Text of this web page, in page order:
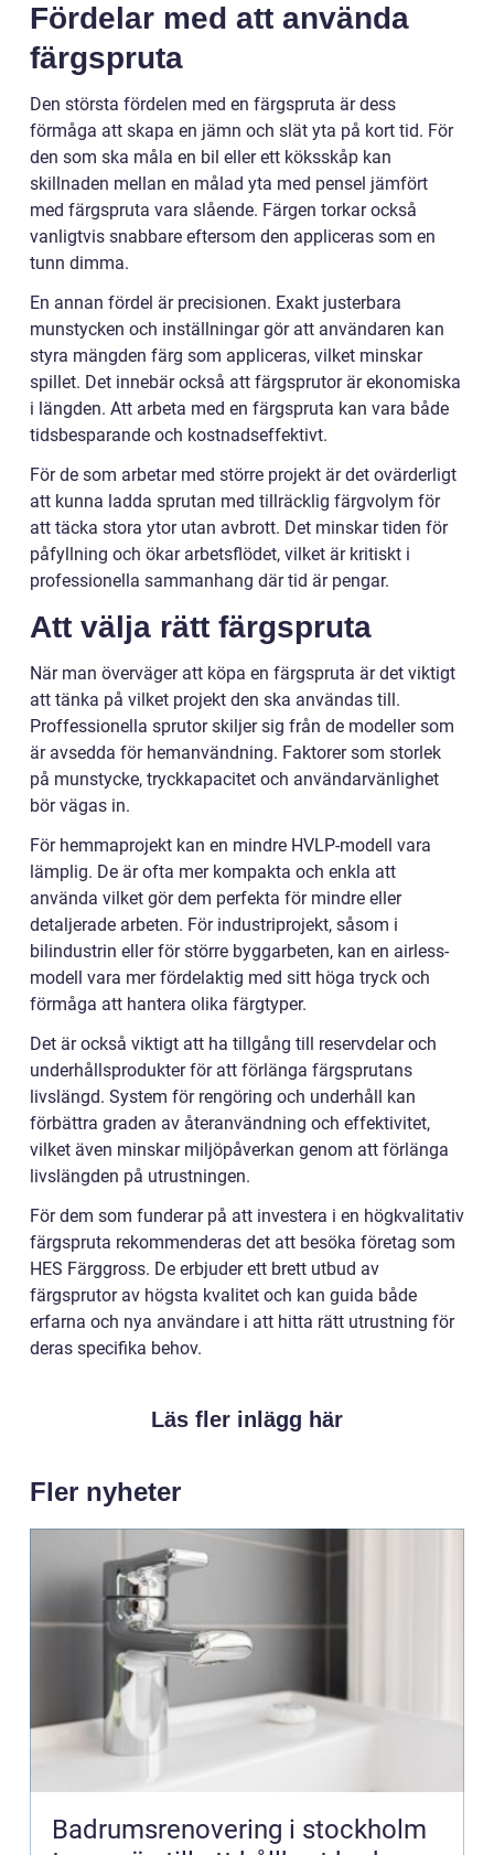
Fördelar med att använda
färgspruta
Den största fördelen med en färgspruta är dess
förmåga att skapa en jämn och slät yta på kort tid. För
den som ska måla en bil eller ett köksskåp kan
skillnaden mellan en målad yta med pensel jämfört
med färgspruta vara slående. Färgen torkar också
vanligtvis snabbare eftersom den appliceras som en
tunn dimma.
En annan fördel är precisionen. Exakt justerbara
munstycken och inställningar gör att användaren kan
styra mängden färg som appliceras, vilket minskar
spillet. Det innebär också att färgsprutor är ekonomiska
i längden. Att arbeta med en färgspruta kan vara både
tidsbesparande och kostnadseffektivt.
För de som arbetar med större projekt är det ovärderligt
att kunna ladda sprutan med tillräcklig färgvolym för
att täcka stora ytor utan avbrott. Det minskar tiden för
påfyllning och ökar arbetsflödet, vilket är kritiskt i
professionella sammanhang där tid är pengar.
Att välja rätt färgspruta
När man överväger att köpa en färgspruta är det viktigt
att tänka på vilket projekt den ska användas till.
Proffessionella sprutor skiljer sig från de modeller som
är avsedda för hemanvändning. Faktorer som storlek
på munstycke, tryckkapacitet och användarvänlighet
bör vägas in.
För hemmaprojekt kan en mindre HVLP-modell vara
lämplig. De är ofta mer kompakta och enkla att
använda vilket gör dem perfekta för mindre eller
detaljerade arbeten. För industriprojekt, såsom i
bilindustrin eller för större byggarbeten, kan en airless-
modell vara mer fördelaktig med sitt höga tryck och
förmåga att hantera olika färgtyper.
Det är också viktigt att ha tillgång till reservdelar och
underhållsprodukter för att förlänga färgsprutans
livslängd. System för rengöring och underhåll kan
förbättra graden av återanvändning och effektivitet,
vilket även minskar miljöpåverkan genom att förlänga
livslängden på utrustningen.
För dem som funderar på att investera i en högkvalitativ
färgspruta rekommenderas det att besöka företag som
HES Färggross. De erbjuder ett brett utbud av
färgsprutor av högsta kvalitet och kan guida både
erfarna och nya användare i att hitta rätt utrustning för
deras specifika behov.
Läs fler inlägg här
Fler nyheter
Badrumsrenovering i stockholm